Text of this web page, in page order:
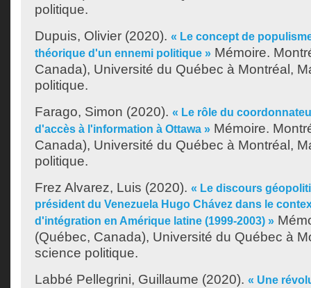
politique.
Dupuis, Olivier (2020). « Le concept de
théorique d'un ennemi politique » Mémoire.
Canada), Université du Québec à Montréal,
politique.
Farago, Simon (2020). « Le rôle du
d'accès à l'information à Ottawa » Mémoire.
Canada), Université du Québec à Montréal,
politique.
Frez Alvarez, Luis (2020). « Le discours
président du Venezuela Hugo Chávez dans le
d'intégration en Amérique latine (1999-2003) »
(Québec, Canada), Université du Québec à
science politique.
Labbé Pellegrini, Guillaume (2020). « Une